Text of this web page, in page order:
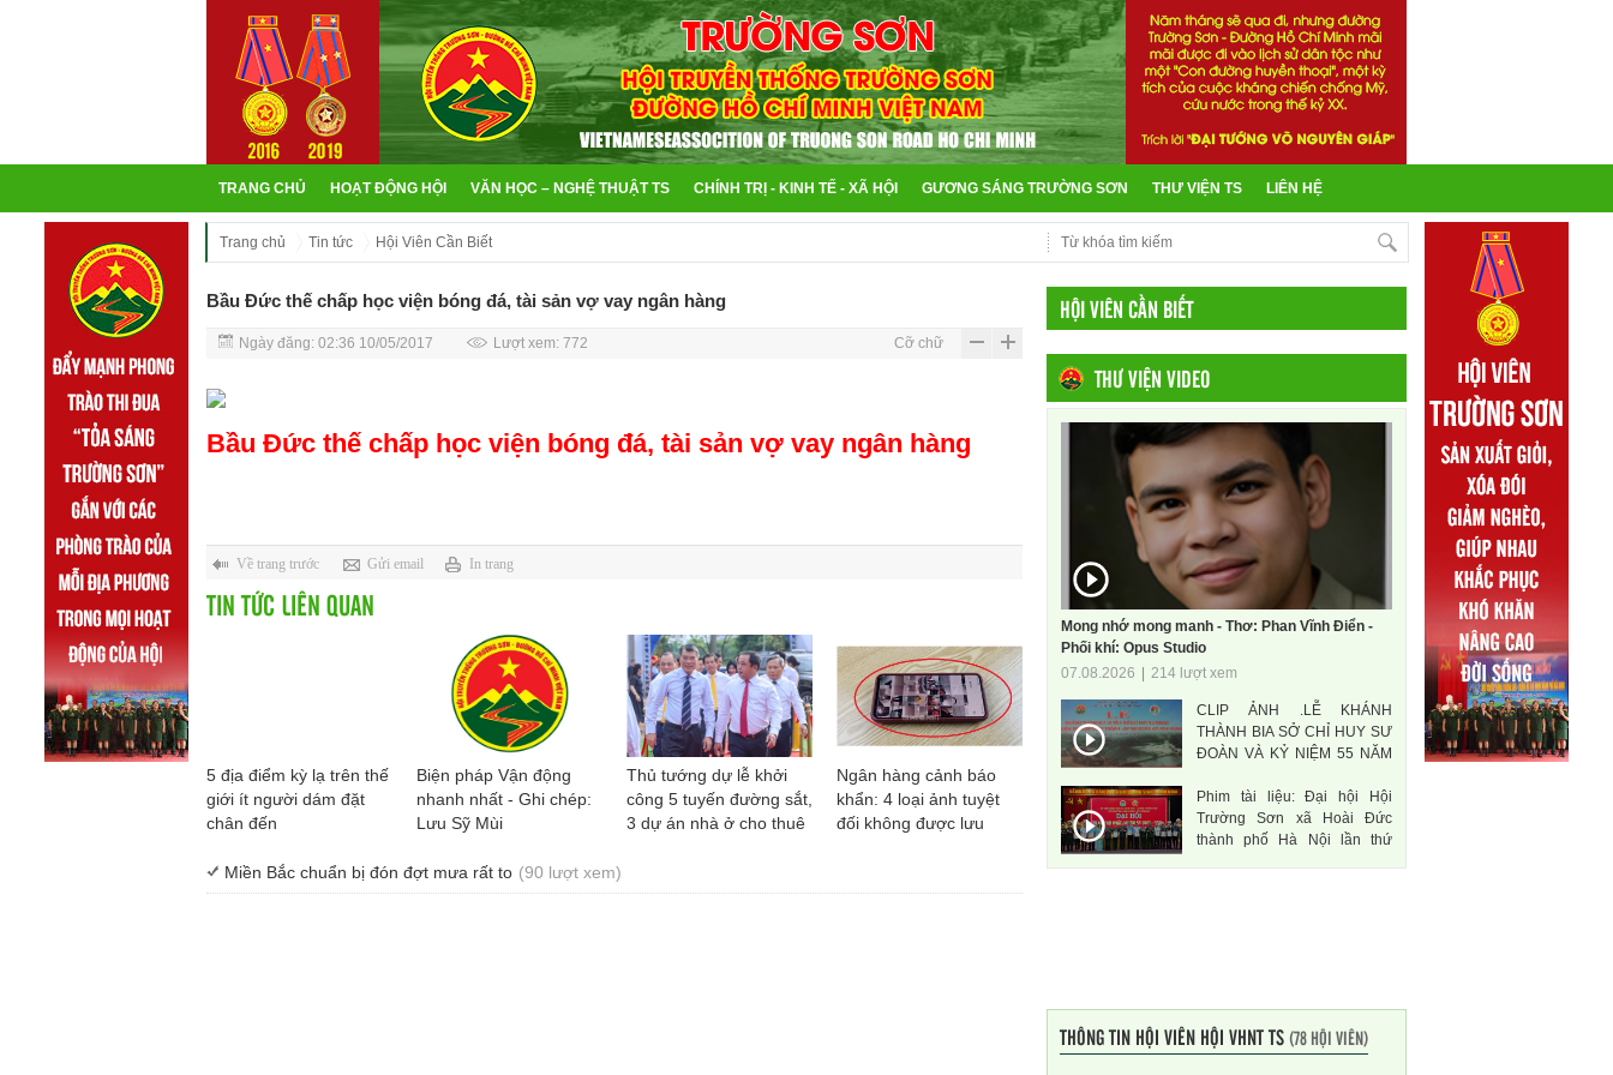
TRANG CHỦ HOẠT ĐỘNG HỘI VĂN HỌC – NGHỆ THUẬT TS CHÍNH TRỊ - KINH TẾ - XÃ HỘI GƯƠNG SÁNG TRƯỜNG SƠN THƯ VIỆN TS LIÊN HỆ
Trang chủ Tin tức Hội Viên Cần Biết
Bầu Đức thế chấp học viện bóng đá, tài sản vợ vay ngân hàng
Ngày đăng: 02:36 10/05/2017 Lượt xem: 772 Cỡ chữ
Bầu Đức thế chấp học viện bóng đá, tài sản vợ vay ngân hàng
Về trang trước Gửi email In trang
TIN TỨC LIÊN QUAN
5 địa điểm kỳ lạ trên thế
giới ít người dám đặt
chân đến
Biện pháp Vận động
nhanh nhất - Ghi chép:
Lưu Sỹ Mùi
Thủ tướng dự lễ khởi
công 5 tuyến đường sắt,
3 dự án nhà ở cho thuê
Ngân hàng cảnh báo
khẩn: 4 loại ảnh tuyệt
đối không được lưu
Miền Bắc chuẩn bị đón đợt mưa rất to (90 lượt xem)
HỘI VIÊN CẦN BIẾT
THƯ VIỆN VIDEO
Mong nhớ mong manh - Thơ: Phan Vĩnh Điển -
Phối khí: Opus Studio
07.08.2026
214 lượt xem
CLIP ẢNH .LỄ KHÁNH
THÀNH BIA SỞ CHỈ HUY SƯ
ĐOÀN VÀ KỶ NIỆM 55 NĂM
ANH HÙNG
Phim tài liệu: Đại hội Hội
Trường Sơn xã Hoài Đức
thành phố Hà Nội lần thứ
THÔNG TIN HỘI VIÊN HỘI VHNT TS(78 HỘI VIÊN)